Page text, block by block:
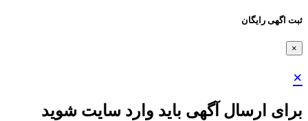
ثبت اگهی رایگان
×
×
برای ارسال آگهی باید وارد سایت شوید